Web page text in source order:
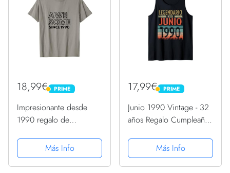
18,99€ PRIME
PRIME
Impresionante desde
1990 regalo de
CamisetaMás Info
17,99€ PRIME
PRIME
Junio 1990 Vintage - 32
años Regalo Cumpleaños
Mangas
Más Info